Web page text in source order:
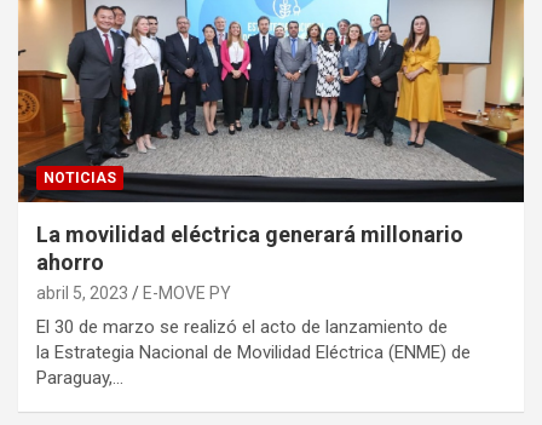
NOTICIAS
La movilidad eléctrica generará millonario
ahorro
abril 5, 2023 E-MOVE PY
El 30 de marzo se realizó el acto de lanzamiento de
la Estrategia Nacional de Movilidad Eléctrica (ENME) de
Paraguay,…